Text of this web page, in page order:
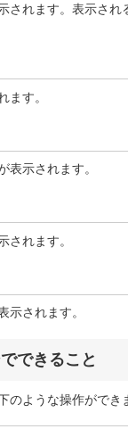
されます。表示さ
ます。
表示されます。
されます。
示されます。
できること
ような操作ができ